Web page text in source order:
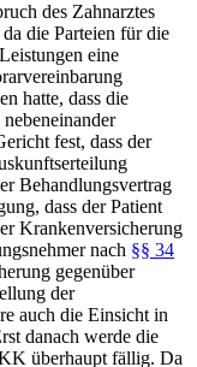
des Zahnarztes
die Parteien für die
eine
hatte, dass die
fest, dass der
Behandlungsvertrag
dass der Patient
Krankenversicherung
nach §§ 34
gegenüber
der
auch die Einsicht in
danach werde die
überhaupt fällig. Da